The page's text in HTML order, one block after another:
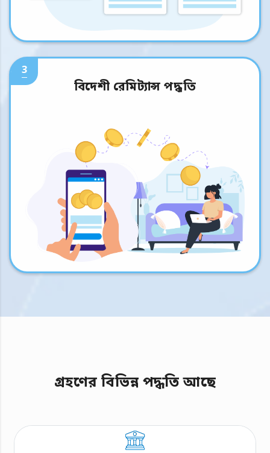
3
বিদেশী রেমিট্যান্স পদ্ধতি
গ্রহণের বিভিন্ন পদ্ধতি আছে